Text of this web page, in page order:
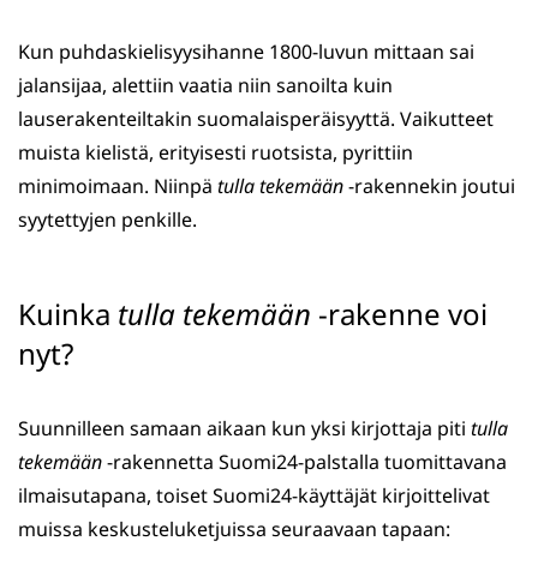
Kun puhdaskielisyysihanne 1800-luvun mittaan sai
jalansijaa, alettiin vaatia niin sanoilta kuin
lauserakenteiltakin suomalaisperäisyyttä. Vaikutteet
muista kielistä, erityisesti ruotsista, pyrittiin
minimoimaan. Niinpä tullatekemään-rakennekin joutui
syytettyjen penkille.
Kuinka tulla tekemään -rakenne voi
nyt?
Suunnilleen samaan aikaan kun yksi kirjottaja piti tulla
tekemään-rakennetta Suomi24-palstalla tuomittavana
ilmaisutapana, toiset Suomi24-käyttäjät kirjoittelivat
muissa keskusteluketjuissa seuraavaan tapaan: